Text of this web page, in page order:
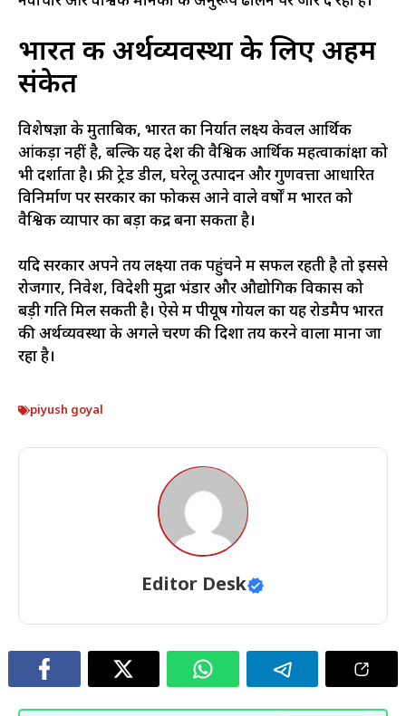
भारत की अर्थव्यवस्था के लिए अहम
संकेत
विशेषज्ञों के मुताबिक, भारत का निर्यात लक्ष्य केवल आर्थिक
आंकड़ा नहीं है, बल्कि यह देश की वैश्विक आर्थिक महत्वाकांक्षा को
भी दर्शाता है। फ्री ट्रेड डील, घरेलू उत्पादन और गुणवत्ता आधारित
विनिर्माण पर सरकार का फोकस आने वाले वर्षों में भारत को
वैश्विक व्यापार का बड़ा केंद्र बना सकता है।
यदि सरकार अपने तय लक्ष्यों तक पहुंचने में सफल रहती है तो इससे
रोजगार, निवेश, विदेशी मुद्रा भंडार और औद्योगिक विकास को
बड़ी गति मिल सकती है। ऐसे में पीयूष गोयल का यह रोडमैप भारत
की अर्थव्यवस्था के अगले चरण की दिशा तय करने वाला माना जा
रहा है।
piyush goyal
Editor Desk